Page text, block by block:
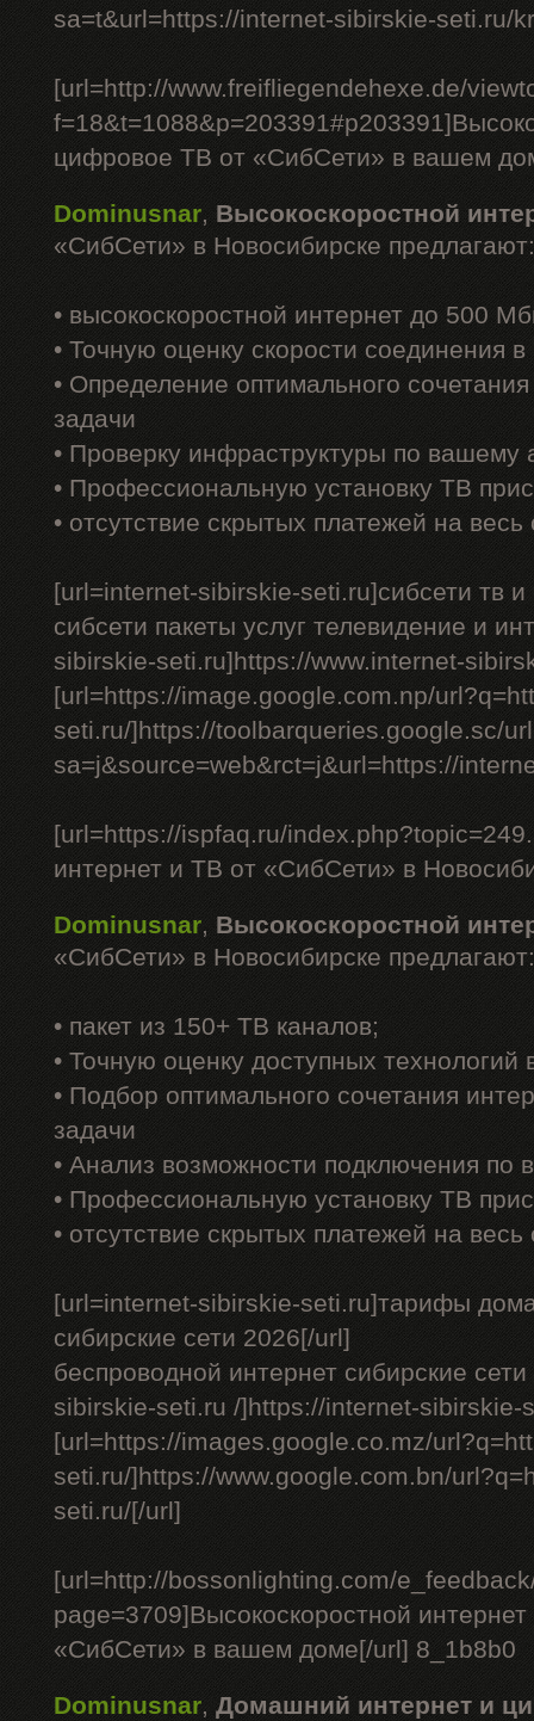
sa=t&url=https://internet-sibirskie-seti.ru/
[url=http://www.freifliegendehexe.de/
цифровое ТВ от «СибСети» в вашем
Dominusnar, Высокоскоростной
«СибСети» в Новосибирске предлагают:
• высокоскоростной интернет до 500
• Точную оценку скорости соединения
• Определение оптимального
задачи
• Проверку инфраструктуры по вашему
• Профессиональную установку ТВ
• отсутствие скрытых платежей на
[url=internet-sibirskie-seti.ru]сибсети тв
сибсети пакеты услуг телевидение и
sibirskie-seti.ru]https://www.internet-
[url=https://image.google.com.np/
seti.ru/]https://toolbarqueries.google.sc/
sa=j&source=web&rct=j&url=https://
[url=https://ispfaq.ru/
интернет и ТВ от «СибСети» в
Dominusnar, Высокоскоростной
«СибСети» в Новосибирске предлагают:
• пакет из 150+ ТВ каналов;
• Точную оценку доступных
• Подбор оптимального сочетания
задачи
• Анализ возможности подключения по
• Профессиональную установку ТВ
• отсутствие скрытых платежей на
[url=internet-sibirskie-seti.ru]тарифы
сибирские сети 2026[/url]
беспроводной интернет сибирские
sibirskie-seti.ru /]https://internet-sibirskie-
[url=https://images.google.co.mz/
seti.ru/]https://www.google.com.bn/
seti.ru/[/url]
[url=http://bossonlighting.com/
page=3709]Высокоскоростной
«СибСети» в вашем доме[/url] 8_1b8b0
Dominusnar, Домашний интернет и ци